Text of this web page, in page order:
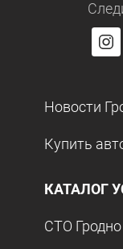
Новости
Купить
КАТАЛОГ
СТО Гродно